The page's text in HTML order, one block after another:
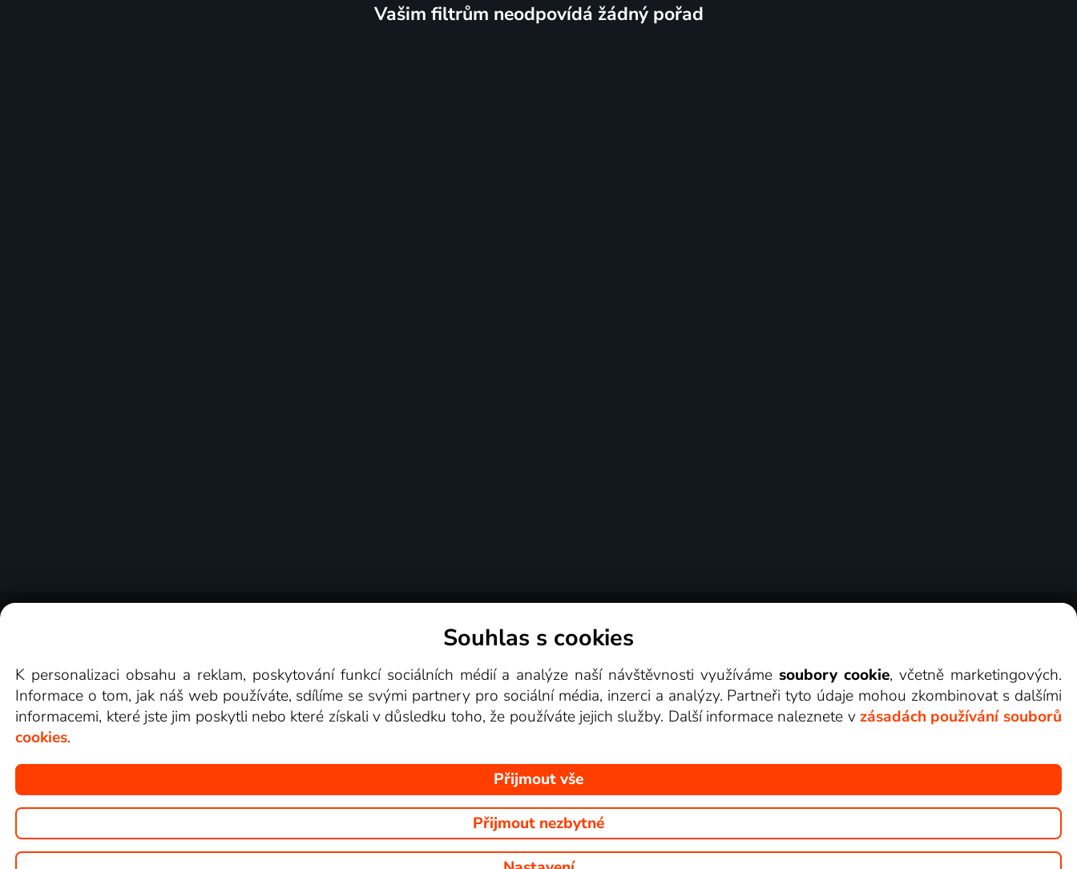
Vašim filtrům neodpovídá žádný pořad
Videotéka
Copyright © goNET s.r.o. Na tomto webu jsou zobrazovány obrázky z pořadů TV stanic, které můžete sledovat v Lepší.TV.
Souhlas s cookies
K personalizaci obsahu a reklam, poskytování funkcí sociálních médií a analýze naší návštěvnosti využívámesoubory cookie, včetně marketingových.
Informace o tom, jak náš web používáte, sdílíme se svými partnery pro sociální média, inzerci a analýzy. Partneři tyto údaje mohou zkombinovat s dalšími
informacemi, které jste jim poskytli nebo které získali v důsledku toho, že používáte jejich služby. Další informace naleznete v zásadách používání souborů
cookies.
Přijmout vše
Přijmout nezbytné